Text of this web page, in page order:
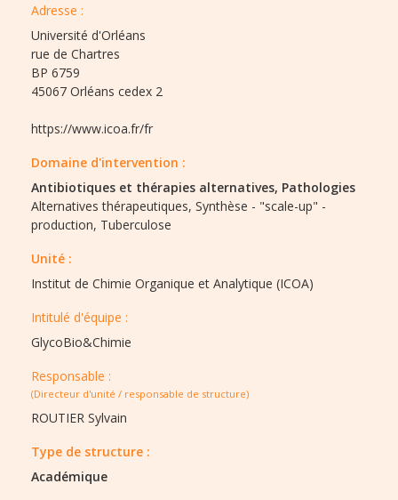
Adresse :
Université d'Orléans
rue de Chartres
BP 6759
45067 Orléans cedex 2
https://www.icoa.fr/fr
Domaine d'intervention :
Antibiotiques et thérapies alternatives, Pathologies
Alternatives thérapeutiques, Synthèse - "scale-up" -
production, Tuberculose
Unité :
Institut de Chimie Organique et Analytique (ICOA)
Intitulé d'équipe :​
GlycoBio&Chimie
Responsable :
(Directeur d'unité / responsable de structure)
ROUTIER Sylvain
Type de structure :​
Académique